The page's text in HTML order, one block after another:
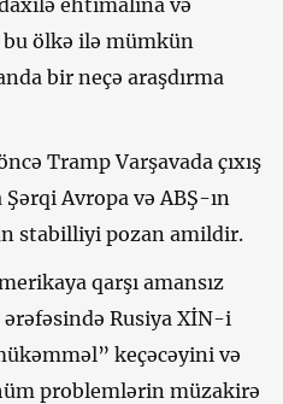
bu ölkə ilə mümkün
bir neçə araşdırma
Tramp Varşavada çıxış
Avropa və ABŞ-ın
stabilliyi pozan amildir.
qarşı amansız
ərəfəsində Rusiya XİN-i
keçəcəyini və
problemlərin müzakirə